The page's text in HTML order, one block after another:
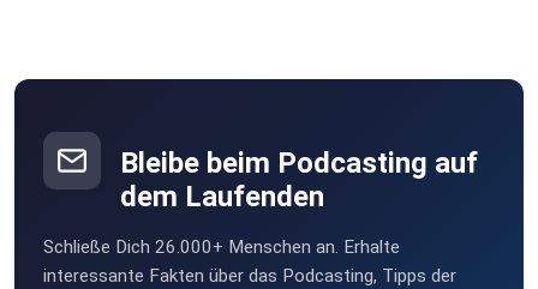
Bleibe beim Podcasting auf
dem Laufenden
Schließe Dich 26.000+ Menschen an. Erhalte
interessante Fakten über das Podcasting, Tipps der